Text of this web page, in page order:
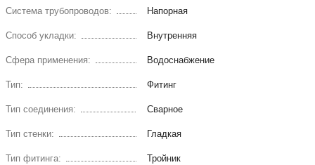
Система трубопроводов: Напорная
Способ укладки: Внутренняя
Сфера применения: Водоснабжение
Тип: Фитинг
Тип соединения: Сварное
Тип стенки: Гладкая
Тип фитинга: Тройник